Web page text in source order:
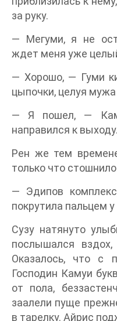
за руку.
— Мегуми, я не
ждет меня уже
— Хорошо, — Гуми
цыпочки, целуя
— Я пошел, —
направился к выходу.
Рен же тем
только что
— Эдипов
покрутила пальцем у
Сузу натянуто
послышался
Оказалось, что с
Господин Камуи
от пола,
заалели пуще
в тарелку. Айрис